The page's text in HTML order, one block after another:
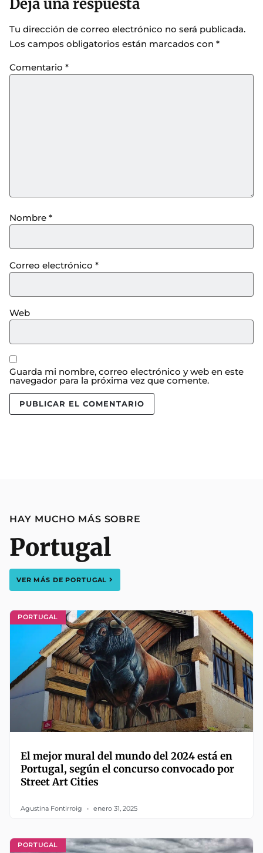
Deja una respuesta
Tu dirección de correo electrónico no será publicada.
Los campos obligatorios están marcados con *
Comentario *
Nombre *
Correo electrónico *
Web
Guarda mi nombre, correo electrónico y web en este
navegador para la próxima vez que comente.
HAY MUCHO MÁS SOBRE
Portugal
VER MÁS DE PORTUGAL
PORTUGAL
El mejor mural del mundo del 2024 está en
Portugal, según el concurso convocado por
Street Art Cities
Agustina Fontirroig enero 31, 2025
PORTUGAL